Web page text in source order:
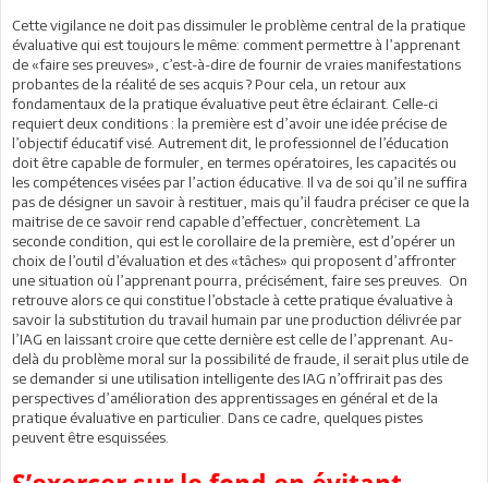
Cette vigilance ne doit pas dissimuler le problème central de la pratique
évaluative qui est toujours le même: comment permettre à l’apprenant
de «faire ses preuves», c’est-à-dire de fournir de vraies manifestations
probantes de la réalité de ses acquis ? Pour cela, un retour aux
fondamentaux de la pratique évaluative peut être éclairant. Celle-ci
requiert deux conditions : la première est d’avoir une idée précise de
l’objectif éducatif visé. Autrement dit, le professionnel de l’éducation
doit être capable de formuler, en termes opératoires, les capacités ou
les compétences visées par l’action éducative. Il va de soi qu’il ne suffira
pas de désigner un savoir à restituer, mais qu’il faudra préciser ce que la
maitrise de ce savoir rend capable d’effectuer, concrètement. La
seconde condition, qui est le corollaire de la première, est d’opérer un
choix de l’outil d’évaluation et des «tâches» qui proposent d’affronter
une situation où l’apprenant pourra, précisément, faire ses preuves. On
retrouve alors ce qui constitue l’obstacle à cette pratique évaluative à
savoir la substitution du travail humain par une production délivrée par
l’IAG en laissant croire que cette dernière est celle de l’apprenant. Au-
delà du problème moral sur la possibilité de fraude, il serait plus utile de
se demander si une utilisation intelligente des IAG n’offrirait pas des
perspectives d’amélioration des apprentissages en général et de la
pratique évaluative en particulier. Dans ce cadre, quelques pistes
peuvent être esquissées.